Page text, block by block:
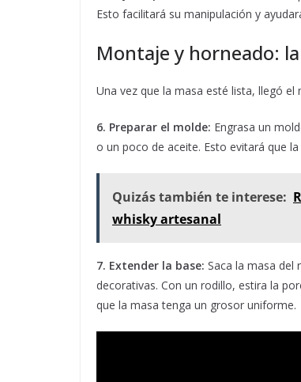
Esto facilitará su manipulación y
Montaje y horneado:
Una vez que la masa esté lista, llegó
6. Preparar el molde: Engrasa un
o un poco de aceite. Esto evitará que
Quizás también te interese:
whisky artesanal
7. Extender la base: Saca la masa del
decorativas. Con un rodillo, estira la
que la masa tenga un grosor uniforme.